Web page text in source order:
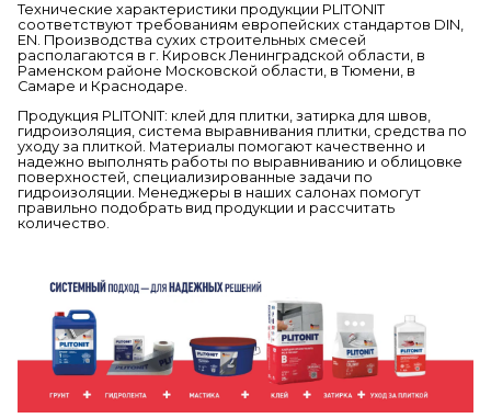
Технические характеристики продукции PLITONIT
соответствуют требованиям европейских стандартов DIN,
EN. Производства сухих строительных смесей
располагаются в г. Кировск Ленинградской области, в
Раменском районе Московской области, в Тюмени, в
Самаре и Краснодаре.
Продукция PLITONIT: клей для плитки, затирка для швов,
гидроизоляция, система выравнивания плитки, средства по
уходу за плиткой. Материалы помогают качественно и
надежно выполнять работы по выравниванию и облицовке
поверхностей, специализированные задачи по
гидроизоляции. Менеджеры в наших салонах помогут
правильно подобрать вид продукции и рассчитать
количество.